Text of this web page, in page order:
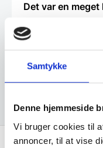
Samtykke
Denne hjemmeside
Vi bruger cookies til
annoncer, til at vise
Det var en